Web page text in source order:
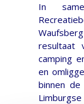
In
resultaat
camping
en
binnen